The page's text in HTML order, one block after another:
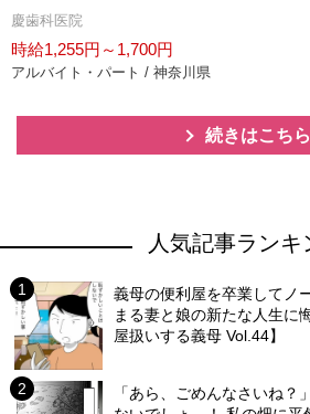
慶歯科医院
時給1,255円～1,700円
アルバイト・パート / 神奈川県
続きはこちら
人気記事ランキ
義母の便利屋を卒業してノ
まる妻と娘の新たな人生に
屋扱いする義母 Vol.44】
「あら、ごめんなさいね？